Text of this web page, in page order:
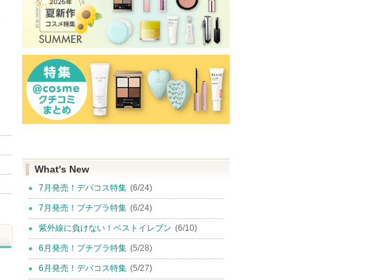
What's New
7月発売！デパコス特集 (6/24)
7月発売！プチプラ特集 (6/24)
紫外線に負けない！ベストイレブン (6/10)
6月発売！プチプラ特集 (5/28)
6月発売！デパコス特集 (5/27)